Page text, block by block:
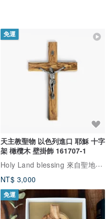
免運
天主教聖物 以色列進口 耶穌 十字
架 橄欖木 壁掛飾 161707-1
Holy Land blessing 來自聖地的祝福
NT$ 3,000
免運